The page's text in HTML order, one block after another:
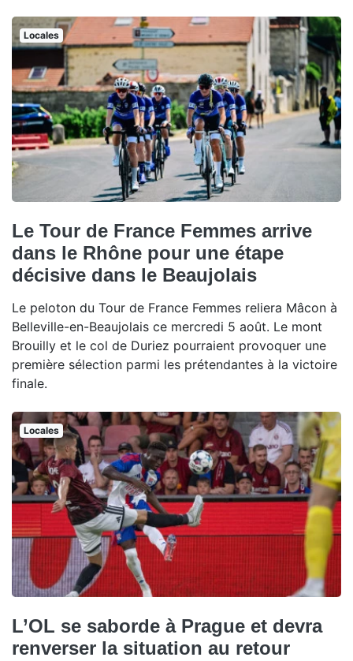
Locales
Le Tour de France Femmes arrive
dans le Rhône pour une étape
décisive dans le Beaujolais
Le peloton du Tour de France Femmes reliera Mâcon à
Belleville-en-Beaujolais ce mercredi 5 août. Le mont
Brouilly et le col de Duriez pourraient provoquer une
première sélection parmi les prétendantes à la victoire
finale.
Locales
L’OL se saborde à Prague et devra
renverser la situation au retour